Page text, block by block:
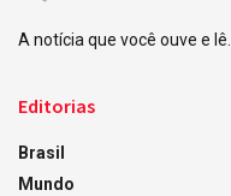
A notícia que você ouve e lê.
Editorias
Brasil
Mundo